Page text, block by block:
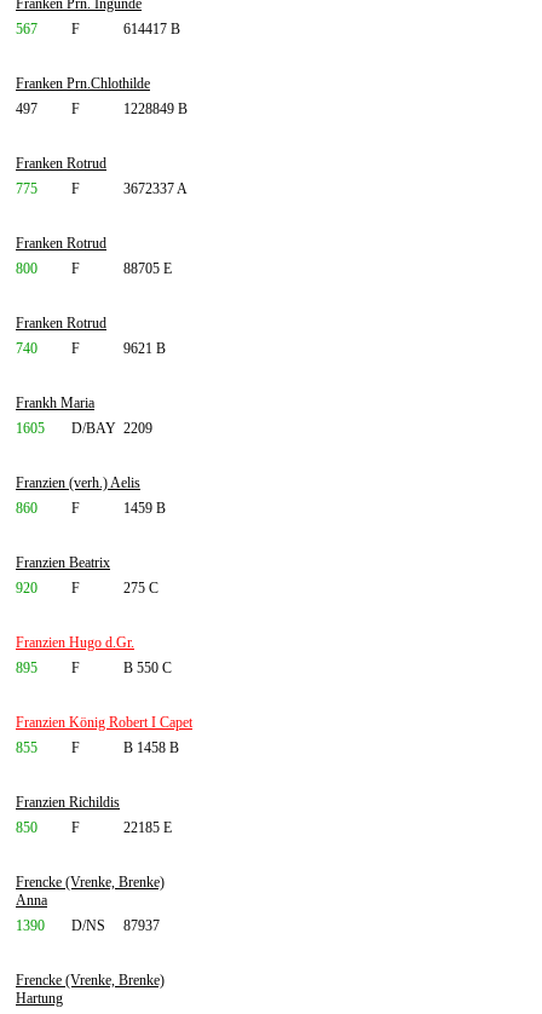
Franken Prn. Ingunde
567
F 614417 B
Franken Prn.Chlothilde
497
F 1228849 B
Franken Rotrud
775
F 3672337 A
Franken Rotrud
800
F 88705 E
Franken Rotrud
740
F 9621 B
Frankh Maria
1605
D/BAY 2209
Franzien (verh.) Aelis
860
F 1459 B
Franzien Beatrix
920
F 275 C
Franzien Hugo d.Gr.
895
F B 550 C
Franzien König Robert I Capet
855
F B 1458 B
Franzien Richildis
850
F 22185 E
Frencke (Vrenke, Brenke)
Anna
1390
D/NS 87937
Frencke (Vrenke, Brenke)
Hartung